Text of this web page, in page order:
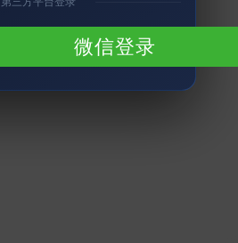
微信登录